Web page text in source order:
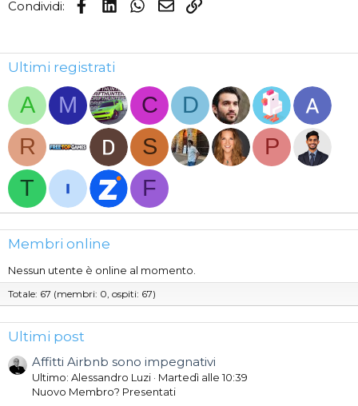
Condividi: Facebook
LinkedInWhatsApp
EmailLink
Ultimi registrati
A M C
D
R
S
P
T
F
Membri online
Nessun utente è online al momento.
Totale: 67 (membri: 0, ospiti: 67)
Ultimi post
Affitti Airbnb sono impegnativi
Ultimo: Alessandro Luzi
Martedì alle 10:39
Nuovo Membro? Presentati